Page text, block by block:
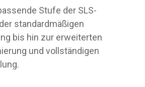
Stufe der SLS-
standardmäßigen
bis hin zur erweiterten
und vollständigen